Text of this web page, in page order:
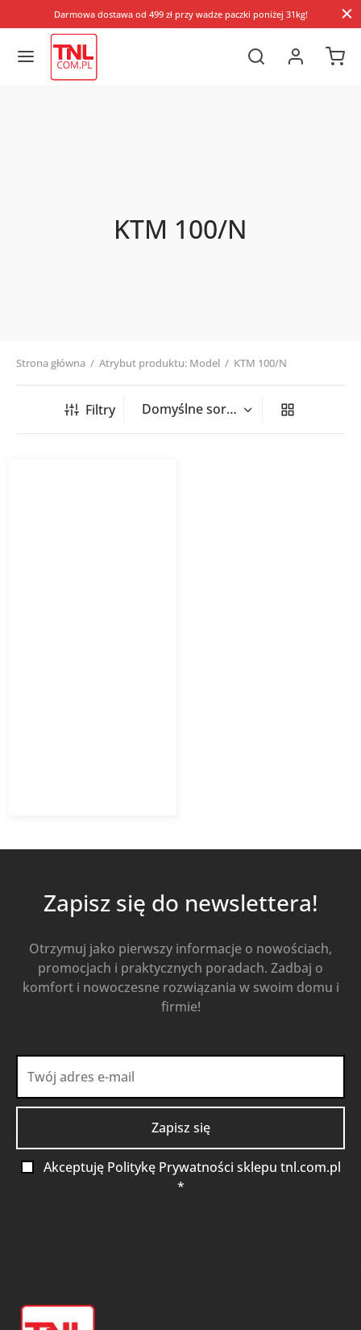
Darmowa dostawa od 499 zł przy wadze paczki poniżej 31kg!
KTM 100/N
Strona główna / Atrybut produktu: Model / KTM 100/N
Filtry
Zapisz się do newslettera!
Otrzymuj jako pierwszy informacje o nowościach,
promocjach i praktycznych poradach. Zadbaj o
komfort i nowoczesne rozwiązania w swoim domu i
firmie!
Akceptuję Politykę Prywatności sklepu tnl.com.pl
*